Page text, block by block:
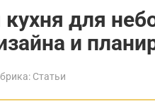
для
и
Статьи